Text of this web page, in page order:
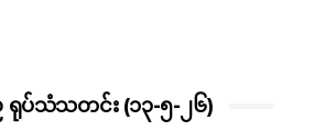
ရုပ်သံသတင်း (၁၃-၅-၂၆)